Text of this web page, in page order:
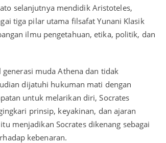
selanjutnya mendidik Aristoteles,
tiga pilar utama filsafat Yunani Klasik
ilmu pengetahuan, etika, politik, dan
muda Athena dan tidak
dijatuhi hukuman mati dengan
untuk melarikan diri, Socrates
prinsip, keyakinan, dan ajaran
menjadikan Socrates dikenang sebagai
kebenaran.